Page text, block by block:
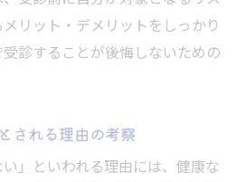
リット・デメリットをしっかり
診することが後悔しないための
される理由の考察
い」といわれる理由には、健康な